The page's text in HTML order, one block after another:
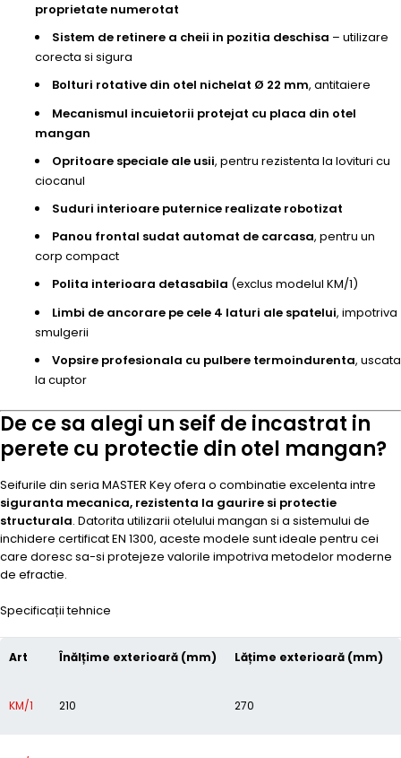
proprietate numerotat
Sistem de retinere a cheii in pozitia deschisa – utilizare
corecta si sigura
Bolturi rotative din otel nichelat Ø 22 mm, antitaiere
Mecanismul incuietorii protejat cu placa din otel
mangan
Opritoare speciale ale usii, pentru rezistenta la lovituri cu
ciocanul
Suduri interioare puternice realizate robotizat
Panou frontal sudat automat de carcasa, pentru un
corp compact
Polita interioara detasabila (exclus modelul KM/1)
Limbi de ancorare pe cele 4 laturi ale spatelui, impotriva
smulgerii
Vopsire profesionala cu pulbere termoindurenta, uscata
la cuptor
De ce sa alegi un seif de incastrat in
perete cu protectie din otel mangan?
Seifurile din seria MASTER Key ofera o combinatie excelenta intre
siguranta mecanica, rezistenta la gaurire si protectie
structurala. Datorita utilizarii otelului mangan si a sistemului de
inchidere certificat EN 1300, aceste modele sunt ideale pentru cei
care doresc sa-si protejeze valorile impotriva metodelor moderne
de efractie.
Specificații tehnice
Art Înălțime exterioară (mm) Lățime exterioară (mm)
KM/1 210 270